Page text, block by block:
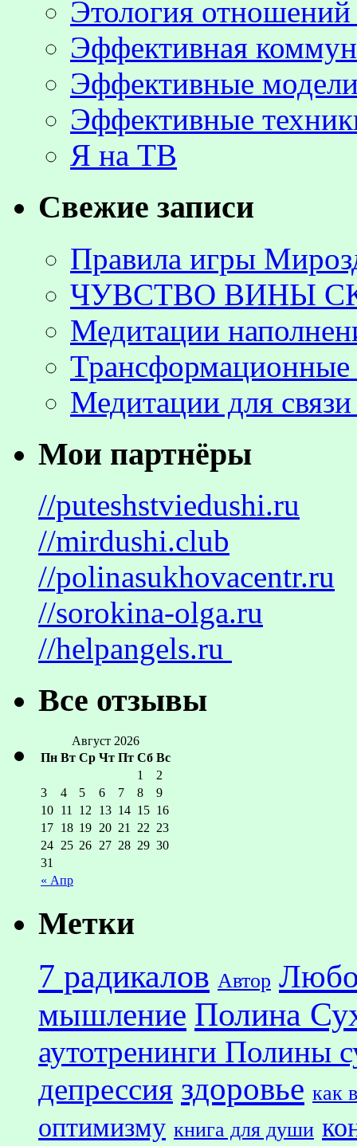
Этология
Эффективная
Эффективные
Эффективные
Я на ТВ
Свежие записи
Правила игры
ЧУВСТВО ВИНЫ
Медитации
Трансформационные
Медитации для
Мои партнёры
//puteshstviedushi.ru
//mirdushi.club
//polinasukhovacentr.ru
//sorokina-olga.ru
//helpangels.ru
Все отзывы
Август 2026
Пн Вт Ср Чт Пт Сб Вс
« Апр
1
2
3
4 5 6 7 8
9
10 11 12 13 14 15 16
17 18 19 20 21 22 23
24 25 26 27 28 29 30
31
Метки
7 радикалов Автор
мышление Полина
аутотренинги Полины
депрессия здоровье как
оптимизму книга для души